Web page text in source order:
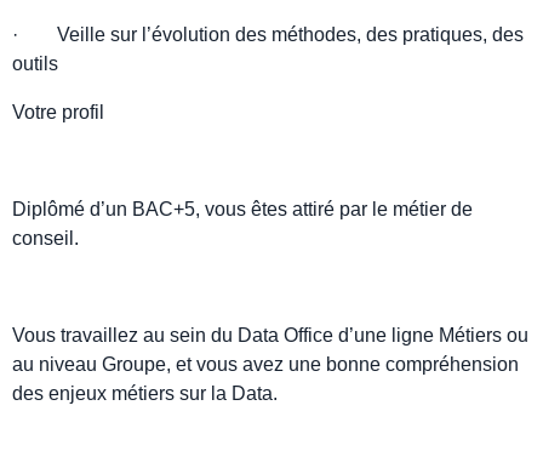
· Veille sur l’évolution des méthodes, des pratiques, des
outils
Votre profil
Diplômé d’un BAC+5, vous êtes attiré par le métier de
conseil.
Vous travaillez au sein du Data Office d’une ligne Métiers ou
au niveau Groupe, et vous avez une bonne compréhension
des enjeux métiers sur la Data.